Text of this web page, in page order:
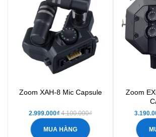
Zoom XAH-8 Mic Capsule
2.999.000₫ 4.100.000₫
MUA HÀNG
Zoom